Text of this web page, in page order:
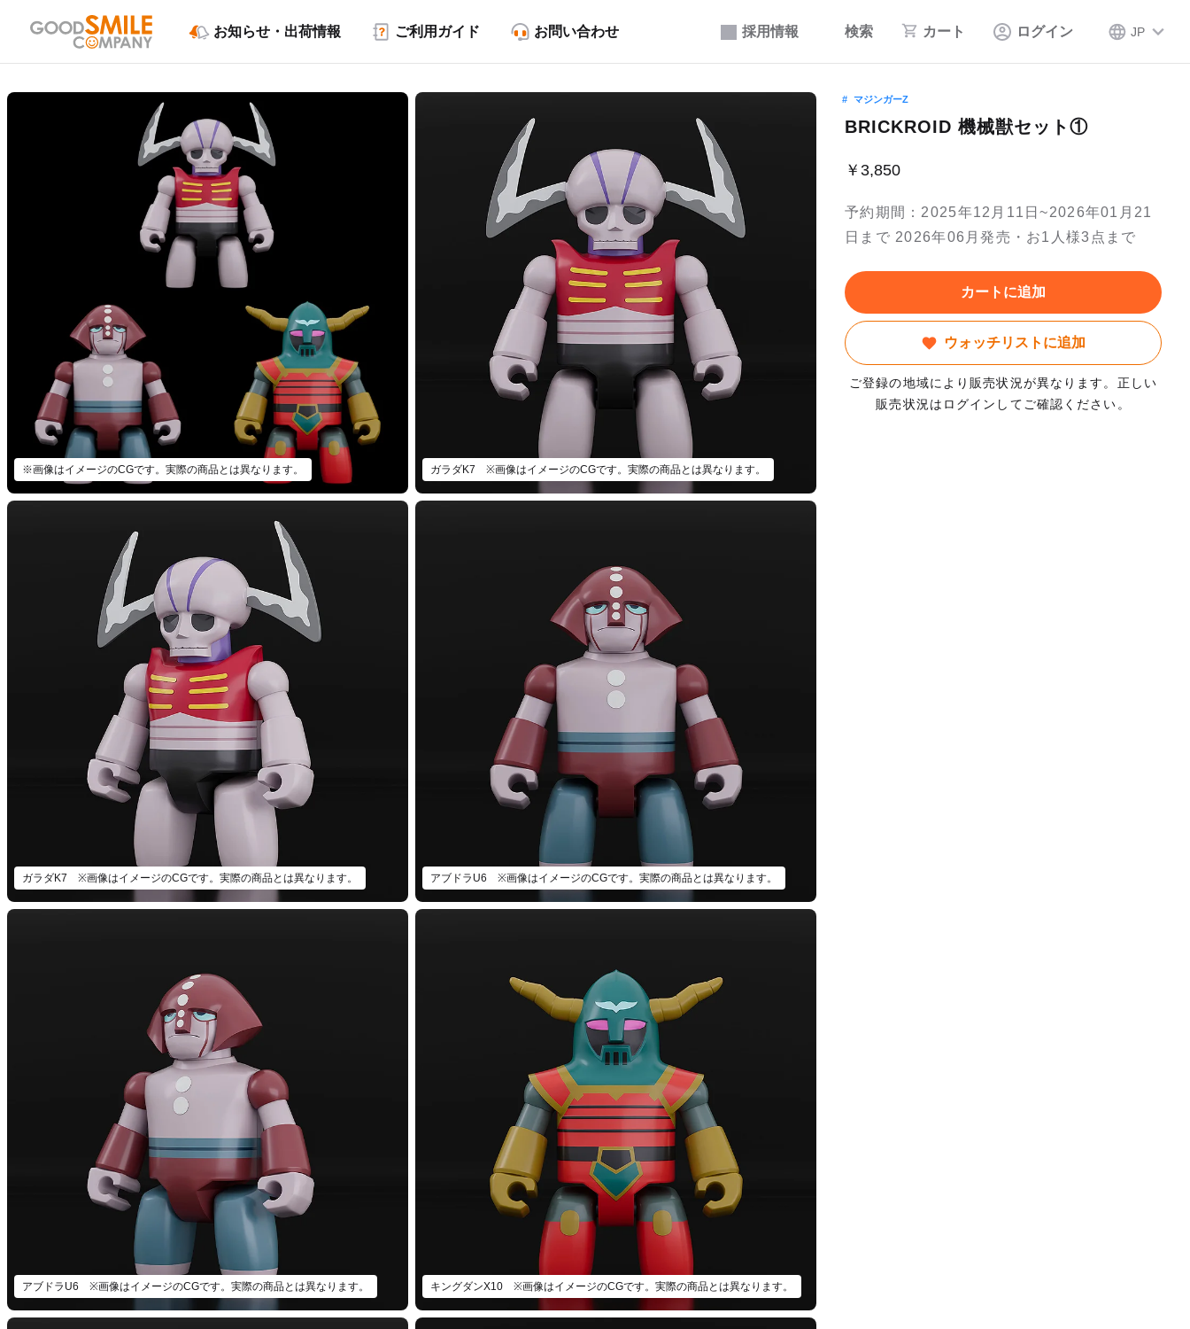
採用情報 検索 カート ログイン JP
お知らせ・出荷情報 ご利用ガイド お問い合わせ
※画像はイメージのCGです。実際の商品とは異なります。 ガラダK7 ※画像はイメージのCGです。実際の商品とは異なります。
ガラダK7 ※画像はイメージのCGです。実際の商品とは異なります。 アブドラU6 ※画像はイメージのCGです。実際の商品とは異なります。
アブドラU6 ※画像はイメージのCGです。実際の商品とは異なります。 キングダンX10 ※画像はイメージのCGです。実際の商品とは異なります。
マジンガーZ
BRICKROID 機械獣セット①
￥3,850
予約期間：2025年12月11日~2026年01月21
日まで 2026年06月発売・お1人様3点まで
カートに追加
ウォッチリストに追加
ご登録の地域により販売状況が異なります。正しい
販売状況はログインしてご確認ください。